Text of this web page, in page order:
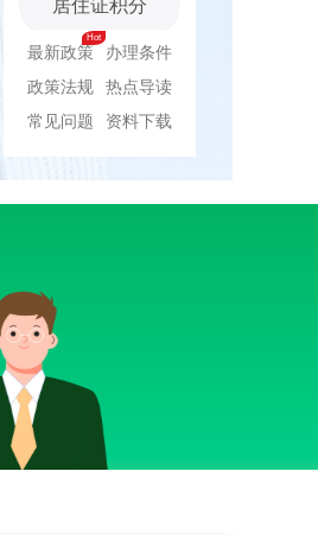
居住证积分
最新政策
办理条件
政策法规
热点导读
常见问题
资料下载